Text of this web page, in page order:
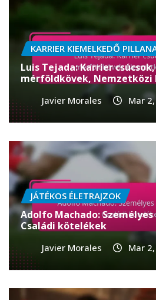
KARRIER KIEMELKEDŐ
Luis Tejada: Karrier
mérföldkövek, Nemzetközi
Javier Morales Mar
JÁTÉKOS ÉLETRAJZOK
Adolfo Machado:
Családi kötelékek
Javier Morales Mar